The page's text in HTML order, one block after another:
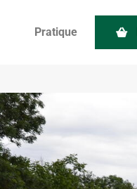
Pratique